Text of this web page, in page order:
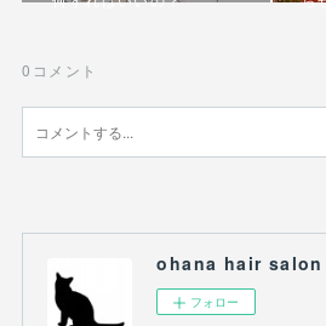
0 コメント
ohana hair salon
フォロー